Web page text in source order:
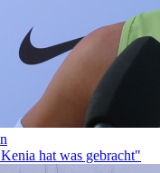
hat was gebracht"